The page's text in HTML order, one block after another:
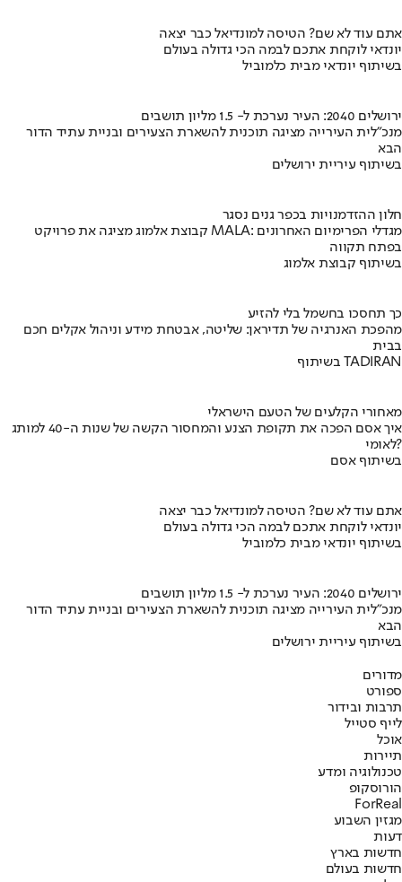
אתם עוד לא שם? הטיסה למונדיאל כבר יצאה
יונדאי לוקחת אתכם לבמה הכי גדולה בעולם
בשיתוף יונדאי מבית כלמוביל
ירושלים 2040: העיר נערכת ל- 1.5 מליון תושבים
מנכ"לית העירייה מציגה תוכנית להשארת הצעירים ובניית עתיד הדור
הבא
בשיתוף עיריית ירושלים
חלון ההזדמנויות בכפר גנים נסגר
קבוצת אלמוג מציגה את פרויקט MALA: מגדלי הפרימיום האחרונים
בפתח תקווה
בשיתוף קבוצת אלמוג
כך תחסכו בחשמל בלי להזיע
מהפכת האנרגיה של תדיראן: שליטה, אבטחת מידע וניהול אקלים חכם
בבית
בשיתוף TADIRAN
מאחורי הקלעים של הטעם הישראלי
איך אסם הפכה את תקופת הצנע והמחסור הקשה של שנות ה-40 למותג
לאומי?
בשיתוף אסם
אתם עוד לא שם? הטיסה למונדיאל כבר יצאה
יונדאי לוקחת אתכם לבמה הכי גדולה בעולם
בשיתוף יונדאי מבית כלמוביל
ירושלים 2040: העיר נערכת ל- 1.5 מליון תושבים
מנכ"לית העירייה מציגה תוכנית להשארת הצעירים ובניית עתיד הדור
הבא
בשיתוף עיריית ירושלים
מדורים
ספורט
תרבות ובידור
לייף סטייל
אוכל
תיירות
טכנולוגיה ומדע
הורוסקופ
ForReal
מגזין השבוע
דעות
חדשות בארץ
חדשות בעולם